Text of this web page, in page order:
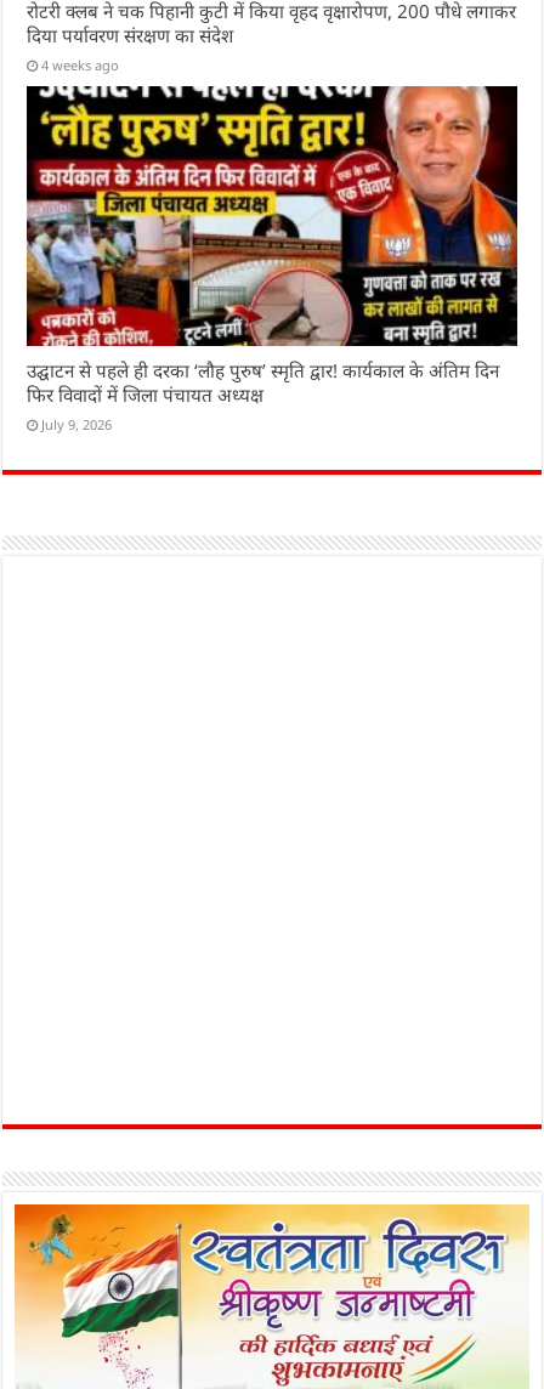
रोटरी क्लब ने चक पिहानी कुटी में किया वृहद वृक्षारोपण, 200 पौधे लगाकर
दिया पर्यावरण संरक्षण का संदेश
4 weeks ago
उद्घाटन से पहले ही दरका ‘लौह पुरुष’ स्मृति द्वार! कार्यकाल के अंतिम दिन
फिर विवादों में जिला पंचायत अध्यक्ष
July 9, 2026